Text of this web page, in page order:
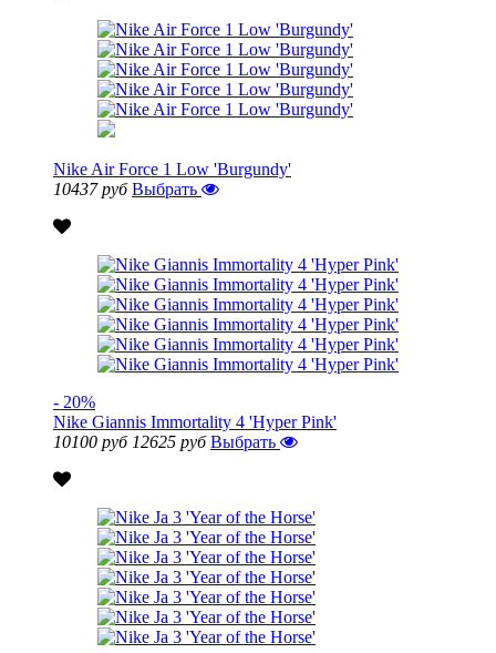
Nike Air Force 1 Low 'Burgundy'
10437 руб Выбрать
- 20%
Nike Giannis Immortality 4 'Hyper Pink'
10100 руб 12625 руб Выбрать